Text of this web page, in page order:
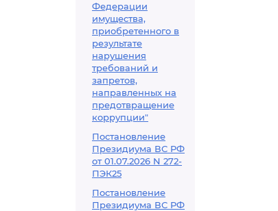
Федерации
имущества,
приобретенного в
результате
нарушения
требований и
запретов,
направленных на
предотвращение
коррупции"
Постановление
Президиума ВС РФ
от 01.07.2026 N 272-
ПЭК25
Постановление
Президиума ВС РФ